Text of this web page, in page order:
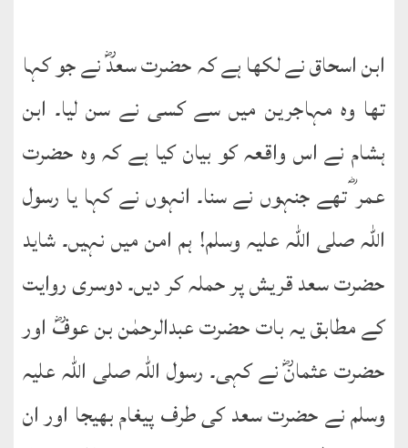
ابن اسحاق نے لکھا ہے کہ حضرت سعدؓ نے جو کہا
تھا وہ مہاجرین میں سے کسی نے سن لیا۔ ابن
ہشام نے اس واقعہ کو بیان کیا ہے کہ وہ حضرت
عمر ؓتھے جنہوں نے سنا۔ انہوں نے کہا یا رسول
اللہ صلی اللہ علیہ وسلم! ہم امن میں نہیں۔ شاید
حضرت سعد قریش پر حملہ کر دیں۔ دوسری روایت
کے مطابق یہ بات حضرت عبدالرحمٰن بن عوفؓ اور
حضرت عثمانؓ نے کہی۔ رسول اللہ صلی اللہ علیہ
وسلم نے حضرت سعد کی طرف پیغام بھیجا اور ان